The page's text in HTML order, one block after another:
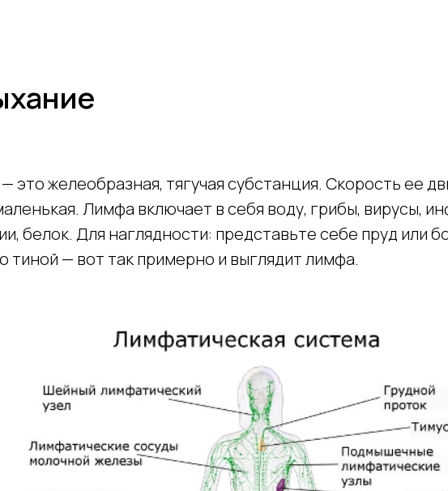
— это желеобразная, тягучая субстанция. Скорость ее
Лимфа включает в себя воду, грибы, вирусы,
белок. Для наглядности: представьте себе пруд или
тиной — вот так примерно и выглядит лимфа.